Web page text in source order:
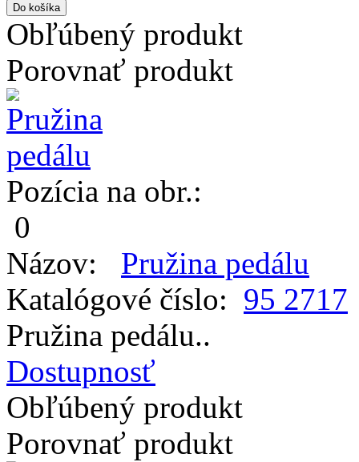
Obľúbený produkt
Porovnať produkt
Pozícia na obr.:
0
Názov: Pružina pedálu
Katalógové číslo: 95 2717
Pružina pedálu..
Dostupnosť
Obľúbený produkt
Porovnať produkt